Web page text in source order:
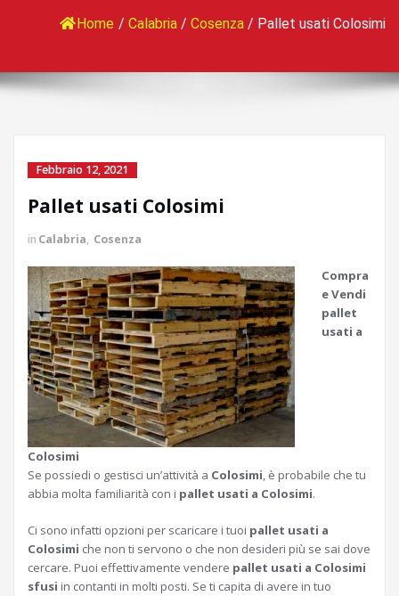
Home / Calabria / Cosenza / Pallet usati Colosimi
Febbraio 12, 2021
Pallet usati Colosimi
in Calabria, Cosenza
Compra
e Vendi
pallet
usati a
Colosimi
Se possiedi o gestisci un’attività a Colosimi, è probabile che tu
abbia molta familiarità con i pallet usati a Colosimi.
Ci sono infatti opzioni per scaricare i tuoi pallet usati a
Colosimi che non ti servono o che non desideri più se sai dove
cercare. Puoi effettivamente vendere pallet usati a Colosimi
sfusi in contanti in molti posti. Se ti capita di avere in tuo